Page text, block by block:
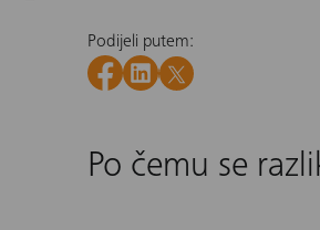
Podijeli putem:
Po čemu se